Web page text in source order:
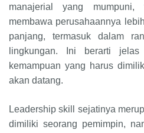
manajerial yang
membawa perusahaannya
panjang, termasuk dalam
lingkungan. Ini berarti
kemampuan yang harus
akan datang.
Leadership skill sejatinya
dimiliki seorang pemimpin,